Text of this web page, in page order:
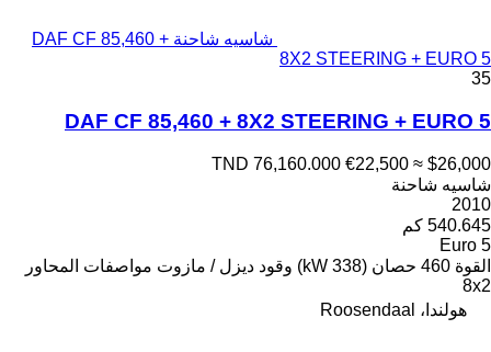
شاسيه شاحنة DAF CF 85,460 +
8X2 STEERING + EURO 5
35
DAF CF 85,460 + 8X2 STEERING + EURO 5
TND 76,160.000 €22,500 ≈ $26,000
شاسيه شاحنة
2010
540.645 كم
Euro 5
القوة 460 حصان (338 kW) وقود ديزل / مازوت مواصفات المحاور
8x2
هولندا، Roosendaal